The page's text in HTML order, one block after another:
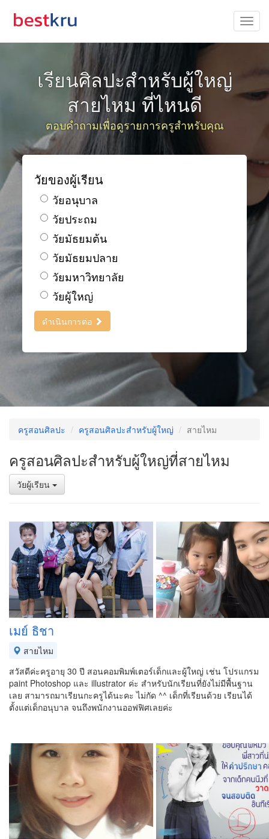
เรียนศิลปะสำหรับผู้ใหญ่
สายไหม ที่ไหนดี
ตอบคำถามเพื่อดูรายการครูสำหรับคุณ
วัยของผู้เรียน
วัยอนุบาล
วัยประถม
วัยมัธยมต้น
วัยมัธยมปลาย
วัยมหาวิทยาลัย
วัยผู้ใหญ่
ดำเนินการต่อ
ครูสอนศิลปะ ครูสอนศิลปะสำหรับผู้ใหญ่ สายไหม
ครูสอนศิลปะสำหรับผู้ใหญ่ที่สายไหม
วัยผู้เรียน
เมย์ ธิชา
สายไหม
สวัสดีค่ะครูอายุ 30 ปี สอนคอมพิมพ์เตอร์เด็กและผู้ใหญ่ เช่น โปรแกรม
paint Photoshop และ illustrator ค่ะ สำหรับนักเรียนที่ยังไม่มีพื้นฐาน
เลย สามารถมาเรียนกะครูได้นะคะ ไม่กัด ^^ เด็กที่เรียนด้วย เรียนได้
ตั้งแต่เด็กอนุบาล จนถึงพนักงานออฟฟิศเลยค่ะ